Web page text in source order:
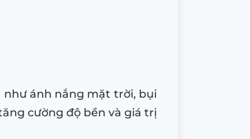
như ánh nắng mặt trời, bụi
cường độ bền và giá trị